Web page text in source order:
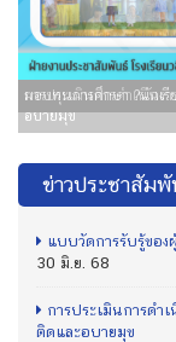
มอบทุนการศึกษา ?นักเรี
ข่าวประชาสัม
แบบวัดการรับรู้ของ
30 มิ.ย. 68
การประเมินการดำ
ติดและอบายมุข